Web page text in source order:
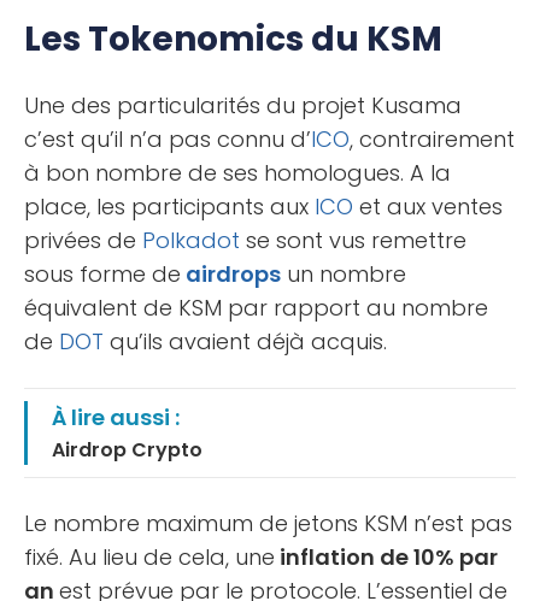
Les Tokenomics du KSM
Une des particularités du projet Kusama
c’est qu’il n’a pas connu d’ICO, contrairement
à bon nombre de ses homologues. A la
place, les participants aux ICO et aux ventes
privées de Polkadot se sont vus remettre
sous forme de airdrops un nombre
équivalent de KSM par rapport au nombre
de DOT qu’ils avaient déjà acquis.
À lire aussi :
Airdrop Crypto
Le nombre maximum de jetons KSM n’est pas
fixé. Au lieu de cela, une inflation de 10% par
an est prévue par le protocole. L’essentiel de